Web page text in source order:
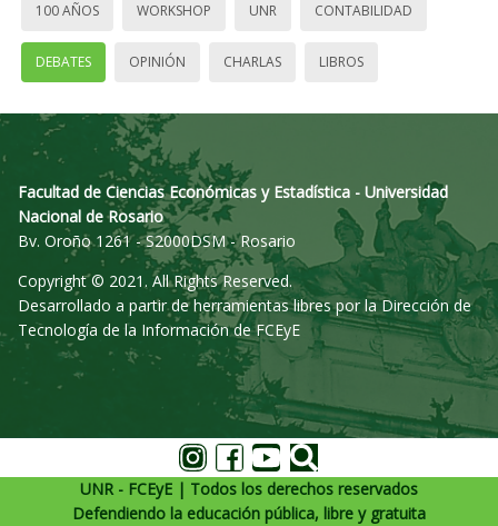
100 AÑOS WORKSHOP UNR CONTABILIDAD
DEBATES OPINIÓN CHARLAS LIBROS
Facultad de Ciencias Económicas y Estadística - Universidad
Nacional de Rosario
Bv. Oroño 1261 - S2000DSM - Rosario
Copyright © 2021. All Rights Reserved.
Desarrollado a partir de herramientas libres por la Dirección de
Tecnología de la Información de FCEyE
UNR - FCEyE | Todos los derechos reservados
Defendiendo la educación pública, libre y gratuita